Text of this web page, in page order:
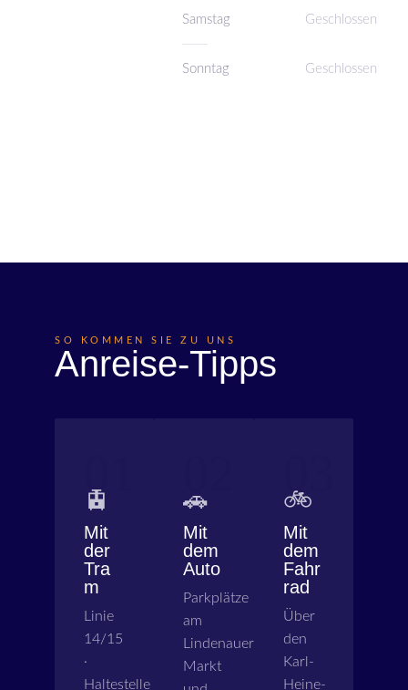
Samstag Geschlossen
Sonntag Geschlossen
SO KOMMEN SIE ZU UNS
Anreise-Tipps
🚊
Mit
der
Tra
m
Linie
14/15
·
Haltestelle
🚗
Mit
dem
Auto
Parkplätze
am
Lindenauer
Markt
🚲
Mit
dem
Fahr
rad
Über
den
Karl-
Heine-